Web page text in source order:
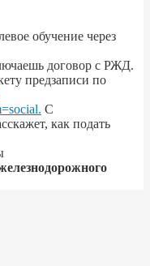
обучение через
договор с РЖД.
предзаписи по
С
как подать